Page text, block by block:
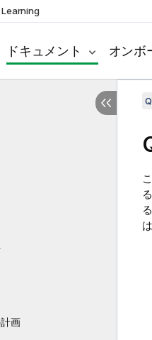
Learning
ドキュメント オンボ
画